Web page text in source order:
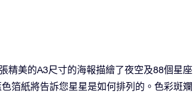
精美的A3尺寸的海報描繪了夜空及88個星座
箔紙將告訴您星星是如何排列的。色彩斑斕